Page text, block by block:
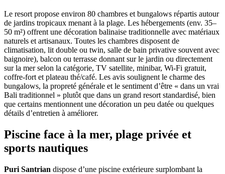
Le resort propose environ 80 chambres et bungalows répartis autour
de jardins tropicaux menant à la plage. Les hébergements (env. 35–
50 m²) offrent une décoration balinaise traditionnelle avec matériaux
naturels et artisanaux. Toutes les chambres disposent de
climatisation, lit double ou twin, salle de bain privative souvent avec
baignoire), balcon ou terrasse donnant sur le jardin ou directement
sur la mer selon la catégorie, TV satellite, minibar, Wi‑Fi gratuit,
coffre‑fort et plateau thé/café. Les avis soulignent le charme des
bungalows, la propreté générale et le sentiment d’être « dans un vrai
Bali traditionnel » plutôt que dans un grand resort standardisé, bien
que certains mentionnent une décoration un peu datée ou quelques
détails d’entretien à améliorer.
Piscine face à la mer, plage privée et
sports nautiques
Puri Santrian dispose d’une piscine extérieure surplombant la